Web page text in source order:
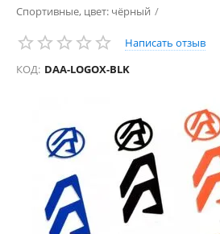
Спортивные, цвет: чёрный /
Написать отзыв
КОД: DAA-LOGOX-BLK